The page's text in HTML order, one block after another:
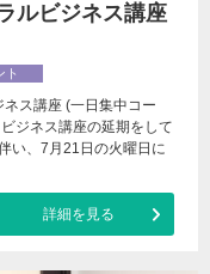
ルビジネス講座
ト
ス講座 (一日集中コー
ジネス講座の延期をして
い、7月21日の火曜日に
詳細を見る